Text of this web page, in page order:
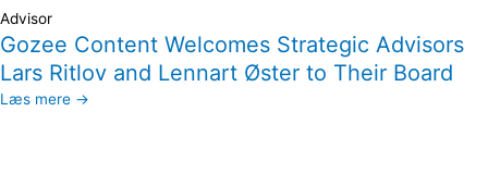
Advisor
Gozee Content Welcomes Strategic Advisors
Lars Ritlov and Lennart Øster to Their Board
Læs mere →